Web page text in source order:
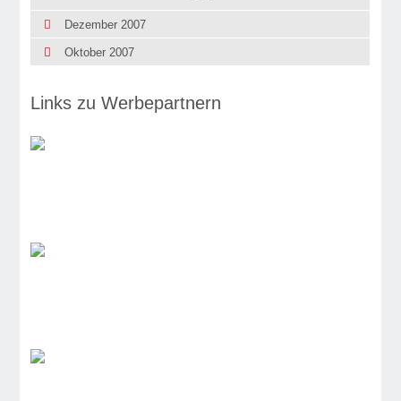
Dezember 2007
Oktober 2007
Links zu Werbepartnern